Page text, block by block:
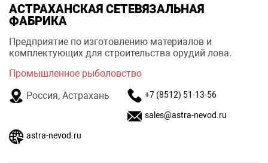
АСТРАХАНСКАЯ СЕТЕВЯЗАЛЬНАЯ
ФАБРИКА
Предприятие по изготовлению материалов и
комплектующих для строительства орудий лова.
Промышленное рыболовство
Россия, Астрахань
+7 (8512) 51-13-56
sales@astra-nevod.ru
astra-nevod.ru